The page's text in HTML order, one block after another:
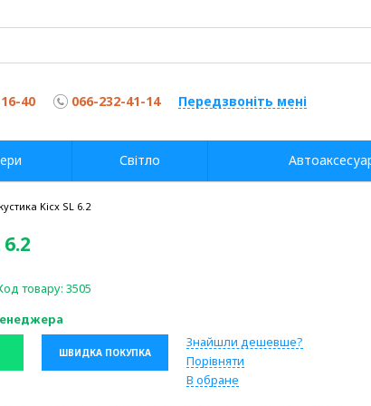
Kicx SL 6.2
товару: 3505
ШВИДКА ПОКУПКА
Знайшли дешевше?
Порівняти
В обране
40 066-232-41-14 Передзвоніть мені
Світло